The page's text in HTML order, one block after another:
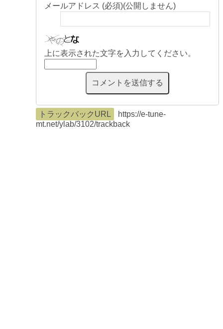
メールアドレス (必須)(公開しません)
上に表示された文字を入力してください。
トラックバックURL
https://e-tune-
mt.net/ylab/3102/trackback